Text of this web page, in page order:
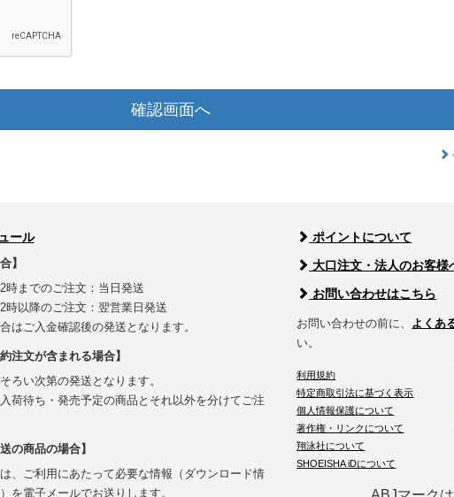
確認画面へ
ール
】
時までのご注文：当日発送
時以降のご注文：翌営業日発送
はご入金確認後の発送となります。
注文が含まれる場合】
ろい次第の発送となります。
荷待ち・発売予定の商品とそれ以外を分けてご注
の商品の場合】
、ご利用にあたって必要な情報（ダウンロード情
を電子メールでお送りします。
ポイントについて
大口注文・法人のお客様
お問い合わせはこちら
お問い合わせの前に、 よくあ
い。
利用規約
特定商取引法に基づく表示
個人情報保護について
著作権・リンクについて
翔泳社について
SHOEISHA iDについて